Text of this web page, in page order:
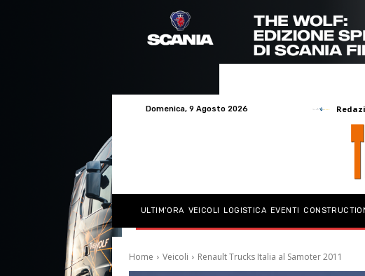
Domenica, 9 Agosto 2026
ULTIM’ORA VEICOLI LOGISTICA EVENTI
Home Veicoli Renault Trucks Italia al Samoter 2011